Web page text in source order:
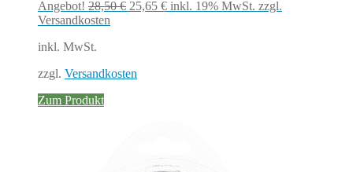
Angebot! 28,50€ Ursprünglicher
25,65 €Aktueller
inkl. 19% MwSt. zzgl.
Versandkosten
inkl. MwSt.
zzgl. Versandkosten
Zum Produkt